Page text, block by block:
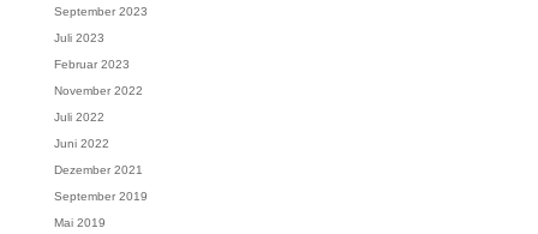
September 2023
Juli 2023
Februar 2023
November 2022
Juli 2022
Juni 2022
Dezember 2021
September 2019
Mai 2019